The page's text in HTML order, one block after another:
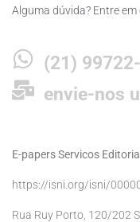
Alguma dúvida? Entre
(21)
envie-nos
E-papers Servicos
https://isni.org/isni/
Rua Ruy Porto, 120/202